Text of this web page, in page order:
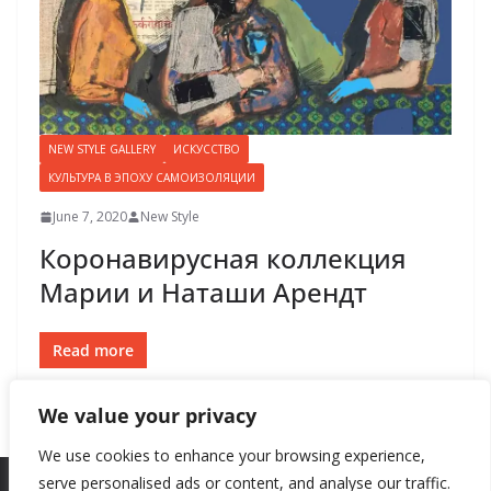
We value your privacy
We use cookies to enhance your browsing experience,
serve personalised ads or content, and analyse our traffic.
NEW STYLE GALLERY
ИСКУССТВО
КУЛЬТУРА В ЭПОХУ САМОИЗОЛЯЦИИ
June 7, 2020 New Style
Коронавирусная коллекция
Марии и Наташи Арендт
Read more